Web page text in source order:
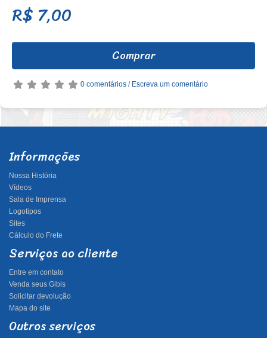
R$ 7,00
Comprar
0 comentários / Escreva um comentário
Informações
Nossa História
Vídeos
Sala de Imprensa
Logotipos
Sites
Cálculo do Frete
Serviços ao cliente
Entre em contato
Venda seus Gibis
Solicitar devolução
Mapa do site
Outros serviços